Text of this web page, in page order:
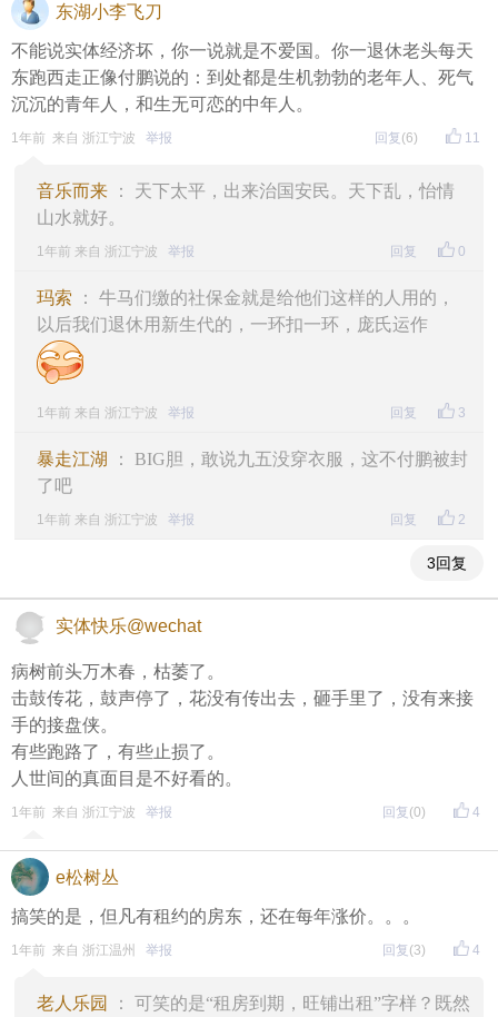
东湖小李飞刀
不能说实体经济坏，你一说就是不爱国。你一退休老头每天
东跑西走正像付鹏说的：到处都是生机勃勃的老年人、死气
沉沉的青年人，和生无可恋的中年人。
11
1年前 来自 浙江宁波 举报 回复 (6)
音乐而来 ： 天下太平，出来治国安民。天下乱，怡情
山水就好。
0
1年前 来自 浙江宁波 举报 回复
玛索 ： 牛马们缴的社保金就是给他们这样的人用的，
以后我们退休用新生代的，一环扣一环，庞氏运作
3
1年前 来自 浙江宁波 举报 回复
暴走江湖
： BIG胆，敢说九五没穿衣服，这不付鹏被封
了吧
2
1年前 来自 浙江宁波 举报 回复
3回复
实体快乐@wechat
病树前头万木春，枯萎了。
击鼓传花，鼓声停了，花没有传出去，砸手里了，没有来接
手的接盘侠。
有些跑路了，有些止损了。
人世间的真面目是不好看的。
4
1年前 来自 浙江宁波 举报 回复 (0)
e松树丛
搞笑的是，但凡有租约的房东，还在每年涨价。。。
4
1年前 来自 浙江温州 举报 回复 (3)
老人乐园 ： 可笑的是“租房到期，旺铺出租”字样？既然